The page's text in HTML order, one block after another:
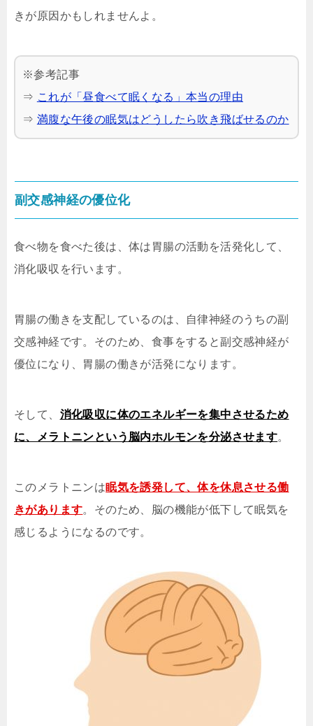
きが原因かもしれませんよ。
※参考記事
⇒ これが「昼食べて眠くなる」本当の理由
⇒ 満腹な午後の眠気はどうしたら吹き飛ばせるのか
副交感神経の優位化
食べ物を食べた後は、体は胃腸の活動を活発化して、
消化吸収を行います。
胃腸の働きを支配しているのは、自律神経のうちの副
交感神経です。そのため、食事をすると副交感神経が
優位になり、胃腸の働きが活発になります。
そして、 消化吸収に体のエネルギーを集中させるため
に、メラトニンという脳内ホルモンを分泌させます。
このメラトニンは眠気を誘発して、体を休息させる働
きがあります。そのため、脳の機能が低下して眠気を
感じるようになるのです。